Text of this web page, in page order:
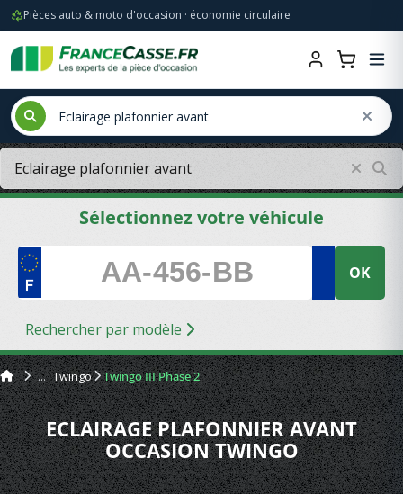
Pièces auto & moto d'occasion · économie circulaire
Sélectionnez votre véhicule
OK
Rechercher par modèle
Twingo Twingo III Phase 2
ECLAIRAGE PLAFONNIER AVANT
OCCASION TWINGO